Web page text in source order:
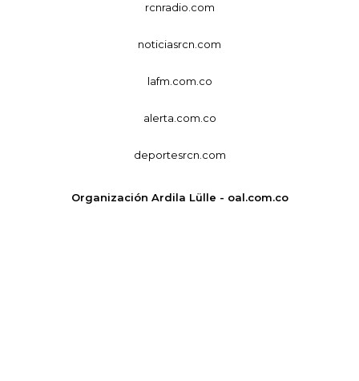
rcnradio.com
noticiasrcn.com
lafm.com.co
alerta.com.co
deportesrcn.com
Organización Ardila Lülle - oal.com.co